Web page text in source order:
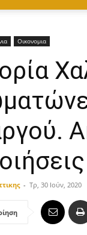
Οικονομια
- Τρ, 30 Ιούν, 2020